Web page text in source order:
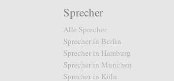
Sprecher
Alle Sprecher
Sprecher in Berlin
Sprecher in Hamburg
Sprecher in München
Sprecher in Köln